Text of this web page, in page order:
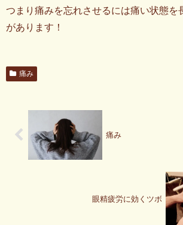
つまり痛みを忘れさせるには痛い状態を
があります！
痛み
痛み
眼精疲労に効くツボ